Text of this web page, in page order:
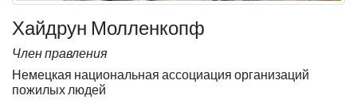
Хайдрун Молленкопф
Член правления
Немецкая национальная ассоциация организаций
пожилых людей